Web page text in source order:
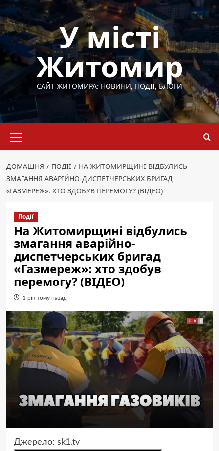
Перейти
до
вмісту
У місті
Житомир
САЙТ ЖИТОМИРА: НОВИНИ, ПОДІЇ, БЛОГИ
меню
ДОМАШНЯ ПОДІЇ
НА ЖИТОМИРЩИНІ ВІДБУЛИСЬ
ЗМАГАННЯ АВАРІЙНО-ДИСПЕТЧЕРСЬКИХ БРИГАД
«ГАЗМЕРЕЖ»: ХТО ЗДОБУВ ПЕРЕМОГУ? (ВІДЕО)
Події
На Житомирщині відбулись
змагання аварійно-
диспетчерських бригад
«Газмереж»: хто здобув
перемогу? (ВІДЕО)
1 рік тому назад
Джерело: sk1.tv